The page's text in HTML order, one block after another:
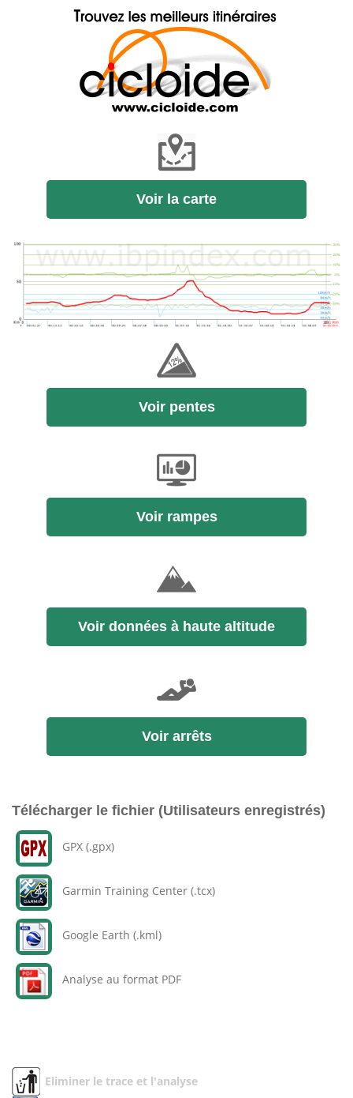
Voir la carte
Voir pentes
Voir rampes
Voir données à haute altitude
Voir arrêts
Télécharger le fichier (Utilisateurs enregistrés)
GPX (.gpx)
Garmin Training Center (.tcx)
Google Earth (.kml)
Analyse au format PDF
Eliminer le trace et l'analyse